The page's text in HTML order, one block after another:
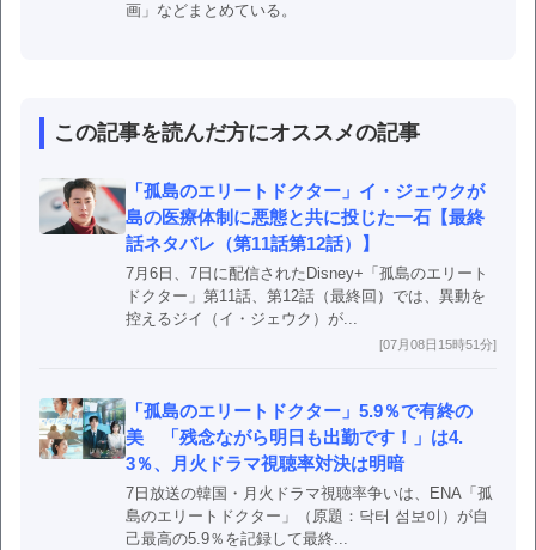
画」などまとめている。
この記事を読んだ方にオススメの記事
「孤島のエリートドクター」イ・ジェウクが
島の医療体制に悪態と共に投じた一石【最終
話ネタバレ（第11話第12話）】
7月6日、7日に配信されたDisney+「孤島のエリート
ドクター」第11話、第12話（最終回）では、異動を
控えるジイ（イ・ジェウク）が...
[07月08日15時51分]
「孤島のエリートドクター」5.9％で有終の
美 「残念ながら明日も出勤です！」は4.
3％、月火ドラマ視聴率対決は明暗
7日放送の韓国・月火ドラマ視聴率争いは、ENA「孤
島のエリートドクター」（原題：닥터 섬보이）が自
己最高の5.9％を記録して最終...